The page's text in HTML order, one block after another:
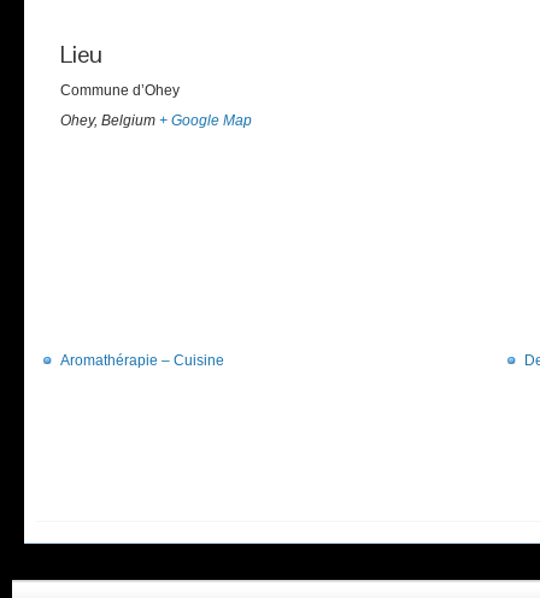
Lieu
Commune d’Ohey
Ohey, Belgium + Google Map
Aromathérapie – Cuisine